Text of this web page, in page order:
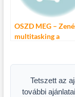
OSZD MEG –
multitasking a
Tetszett az
további